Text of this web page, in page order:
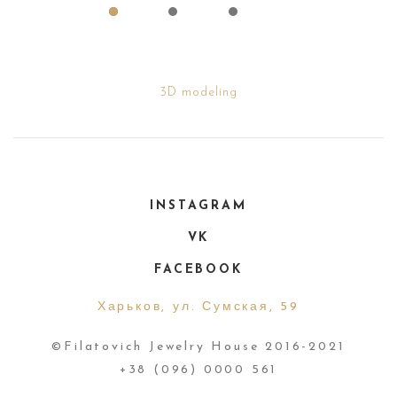
3D modeling
INSTAGRAM
VK
FACEBOOK
Харьков, ул. Сумская, 59
©Filatovich Jewelry House 2016-2021
+38 (096) 0000 561